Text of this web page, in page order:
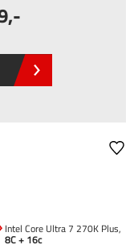
,-
Intel Core Ultra 7 270K Plus,
8C + 16c